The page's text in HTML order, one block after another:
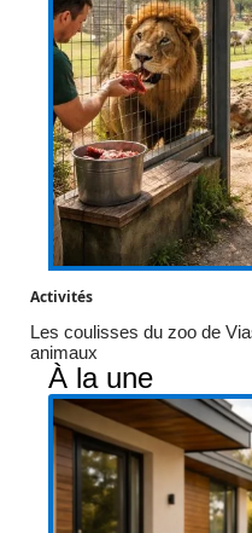
Activités
Les coulisses du zoo de
animaux
À la une